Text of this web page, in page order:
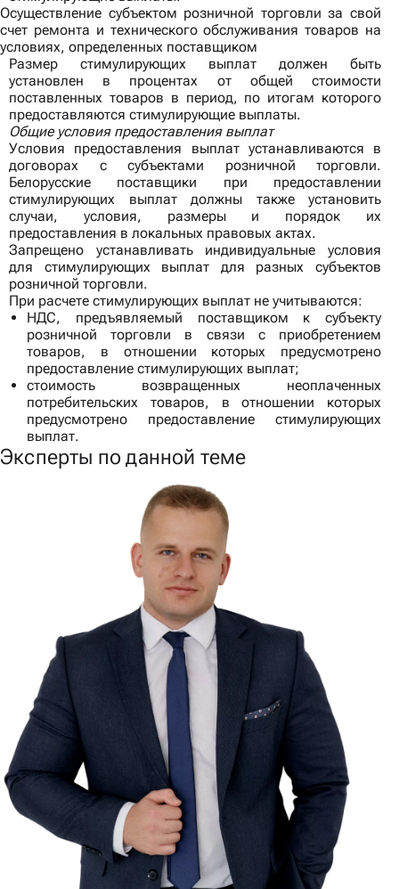
Осуществление субъектом розничной торговли за свой
счет ремонта и технического обслуживания товаров на
условиях, определенных поставщиком
Размер стимулирующих выплат должен быть
установлен в процентах от общей стоимости
поставленных товаров в период, по итогам которого
предоставляются стимулирующие выплаты.
Общие условия предоставления выплат
Условия предоставления выплат устанавливаются в
договорах с субъектами розничной торговли.
Белорусские поставщики при предоставлении
стимулирующих выплат должны также установить
случаи, условия, размеры и порядок их
предоставления в локальных правовых актах.
Запрещено устанавливать индивидуальные условия
для стимулирующих выплат для разных субъектов
розничной торговли.
При расчете стимулирующих выплат не учитываются:
НДС, предъявляемый поставщиком к субъекту
розничной торговли в связи с приобретением
товаров, в отношении которых предусмотрено
предоставление стимулирующих выплат;
стоимость возвращенных неоплаченных
потребительских товаров, в отношении которых
предусмотрено предоставление стимулирующих
выплат.
Эксперты по данной теме